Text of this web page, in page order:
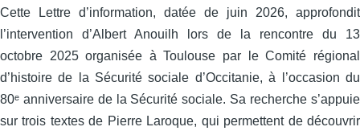
Cette Lettre d’information, datée de juin 2026, approfondit
l’intervention d’Albert Anouilh lors de la rencontre du 13
octobre 2025 organisée à Toulouse par le Comité régional
d’histoire de la Sécurité sociale d’Occitanie, à l’occasion du
80ᵉ anniversaire de la Sécurité sociale. Sa recherche s’appuie
sur trois textes de Pierre Laroque, qui permettent de découvrir